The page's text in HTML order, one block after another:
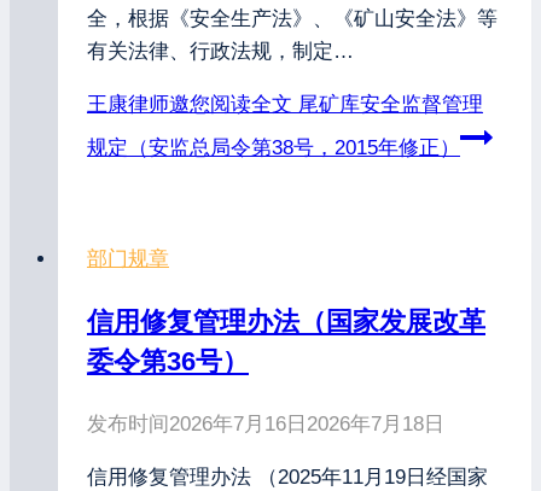
全，根据《安全生产法》、《矿山安全法》等
有关法律、行政法规，制定…
王康律师邀您阅读全文 尾矿库安全监督管理
规定（安监总局令第38号，2015年修正）
部门规章
信用修复管理办法（国家发展改革
委令第36号）
发布时间2026年7月16日 2026年7月18日
信用修复管理办法 （2025年11月19日经国家